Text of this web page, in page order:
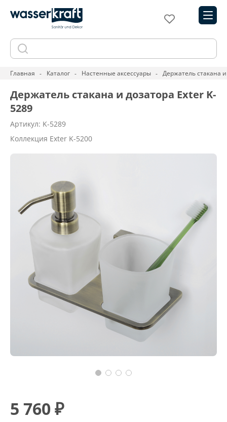
Главная Каталог Настенные аксессуары Держатель стакана
Держатель стакана и дозатора Exter K-
5289
Артикул: K-5289
Коллекция Exter K-5200
5 760 ₽